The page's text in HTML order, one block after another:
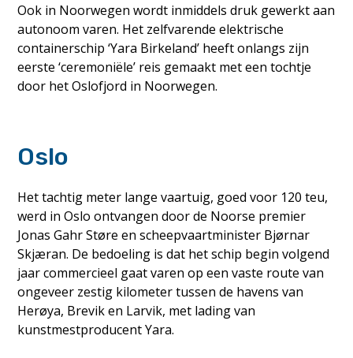
Ook in Noorwegen wordt inmiddels druk gewerkt aan
autonoom varen. Het zelfvarende elektrische
containerschip ‘Yara Birkeland’ heeft onlangs zijn
eerste ‘ceremoniële’ reis gemaakt met een tochtje
door het Oslofjord in Noorwegen.
Oslo
Het tachtig meter lange vaartuig, goed voor 120 teu,
werd in Oslo ontvangen door de Noorse premier
Jonas Gahr Støre en scheepvaartminister Bjørnar
Skjæran. De bedoeling is dat het schip begin volgend
jaar commercieel gaat varen op een vaste route van
ongeveer zestig kilometer tussen de havens van
Herøya, Brevik en Larvik, met lading van
kunstmestproducent Yara.